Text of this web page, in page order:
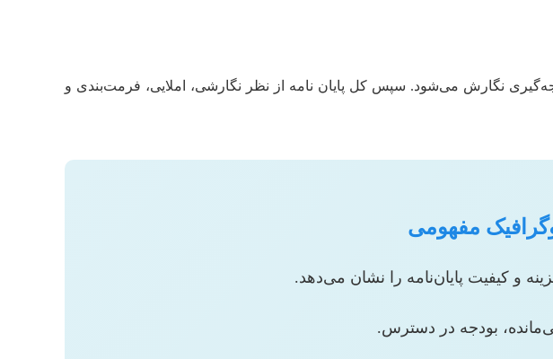
نگارش می‌شود. سپس کل پایان نامه از نظر نگارشی، املایی، فرمت‌بندی و
مفهومی
و کیفیت پایان‌نامه را نشان می‌دهد.
بودجه در دسترس.